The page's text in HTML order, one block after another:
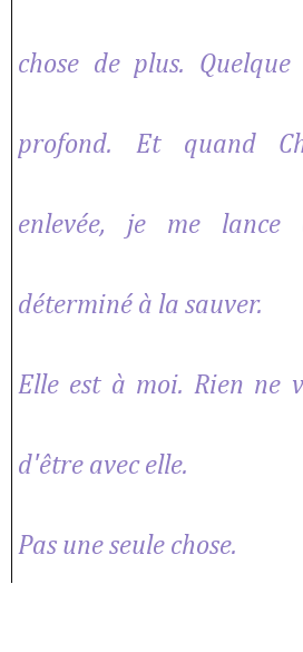
chose de plus.
profond. Et quand
enlevée, je me lance
déterminé à la sauver.
Elle est à moi. Rien ne
d'être avec elle.
Pas une seule chose.